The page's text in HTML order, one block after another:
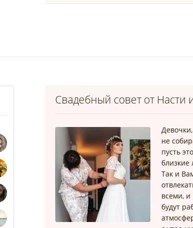
Свадебный совет от Насти
не
пусть
близкие
Так и
всеми,
будут